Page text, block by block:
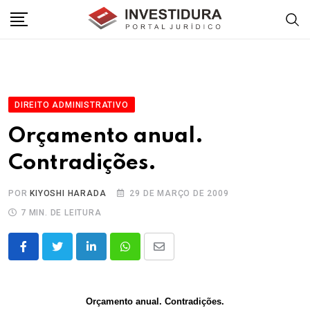
DIREITO ADMINISTRATIVO
Orçamento anual.
Contradições.
POR KIYOSHI HARADA
29 DE MARÇO DE 2009
7 MIN. DE LEITURA
LinkedInWhatsappShare
Orçamento anual. Contradições.